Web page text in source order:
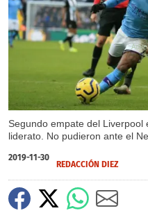
Segundo empate del
liderato. No pudieron ante el
2019-11-30
REDACCIÓN DIEZ